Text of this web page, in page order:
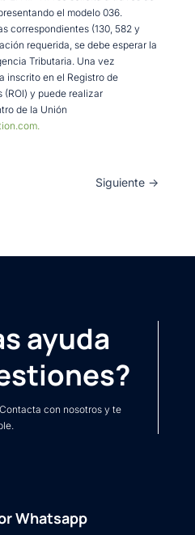
el modelo 036.
correspondientes (130, 582 y
requerida, se debe esperar la
Tributaria. Una vez
inscrito en el Registro de
(ROI) y puede realizar
de la Unión
Siguiente →
ayuda
con nosotros y te
Whatsapp